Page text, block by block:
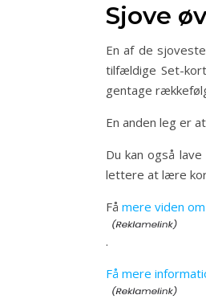
Sjove
En af de
tilfældige Set-
gentage
En anden leg er
Du kan også
lettere at lære
Få mere viden
.
Få mere